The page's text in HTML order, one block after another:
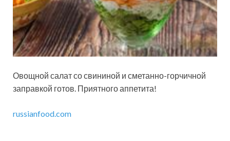
Овощной салат со свининой и сметанно-горчичной
заправкой готов. Приятного аппетита!
russianfood.com